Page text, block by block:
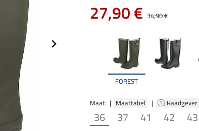
FOREST
Maat: | Maattabel | Raadgever
36 37 41 42 43
27,90 € 34,90 €